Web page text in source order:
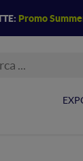
Promo